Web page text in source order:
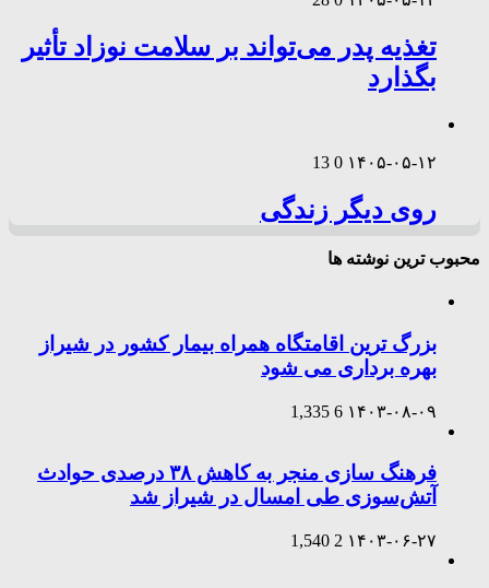
تغذیه پدر می‌تواند بر سلامت نوزاد تأثیر
بگذارد
۱۴۰۵-۰۵-۱۲ 0
13
روی دیگر زندگی
محبوب ترین نوشته ها
بزرگ ترین اقامتگاه همراه بیمار کشور در شیراز
بهره برداری می شود
۱۴۰۳-۰۸-۰۹ 6
1,335
فرهنگ سازی منجر به کاهش ۳۸ درصدی حوادث
آتش‌سوزی طی امسال در شیراز شد
۱۴۰۳-۰۶-۲۷ 2
1,540